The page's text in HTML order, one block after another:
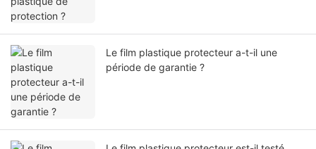
Le film plastique protecteur a-t-il une
période de garantie ?